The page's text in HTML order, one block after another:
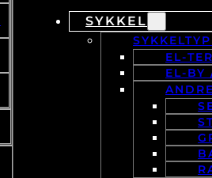
SYKKEL
EL-
EL-BY